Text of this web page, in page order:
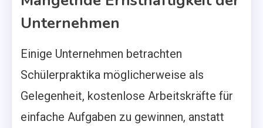
Unternehmen
Einige Unternehmen betrachten
Schülerpraktika möglicherweise als
Gelegenheit, kostenlose Arbeitskräfte für
einfache Aufgaben zu gewinnen, anstatt